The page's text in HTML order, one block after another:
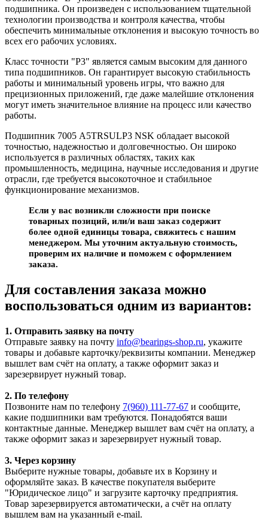
подшипника. Он произведен с использованием тщательной
технологии производства и контроля качества, чтобы
обеспечить минимальные отклонения и высокую точность во
всех его рабочих условиях.
Класс точности "P3" является самым высоким для данного
типа подшипников. Он гарантирует высокую стабильность
работы и минимальный уровень игры, что важно для
прецизионных приложений, где даже малейшие отклонения
могут иметь значительное влияние на процесс или качество
работы.
Подшипник 7005 A5TRSULP3 NSK обладает высокой
точностью, надежностью и долговечностью. Он широко
используется в различных областях, таких как
промышленность, медицина, научные исследования и другие
отрасли, где требуется высокоточное и стабильное
функционирование механизмов.
Если у вас возникли сложности при поиске
товарных позиций, или/и ваш заказ содержит
более одной единицы товара, свяжитесь с нашим
менеджером. Мы уточним актуальную стоимость,
проверим их наличие и поможем с оформлением
заказа.
Для составления заказа можно
воспользоваться одним из вариантов:
1. Отправить заявку на почту
Отправьте заявку на почту info@bearings-shop.ru, укажите
товары и добавьте карточку/реквизиты компании. Менеджер
вышлет вам счёт на оплату, а также оформит заказ и
зарезервирует нужный товар.
2. По телефону
Позвоните нам по телефону 7(960) 111-77-67 и сообщите,
какие подшипники вам требуются. Понадобятся ваши
контактные данные. Менеджер вышлет вам счёт на оплату, а
также оформит заказ и зарезервирует нужный товар.
3. Через корзину
Выберите нужные товары, добавьте их в Корзину и
оформляйте заказ. В качестве покупателя выберите
"Юридическое лицо" и загрузите карточку предприятия.
Товар зарезервируется автоматически, а счёт на оплату
вышлем вам на указанный e-mail.